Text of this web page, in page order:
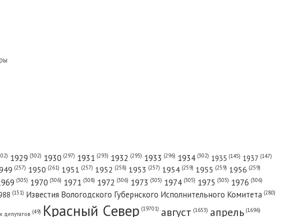
1929 (302) 1930 (297) 1931 (293) 1932 (295) 1933 (296) 1934 (302) 1935 (145) 1937 (147)
(257) 1950 (261) 1951 (257) 1952 (258) 1953 (257) 1954 (259) 1955 (259) 1956 (259)
(305) 1970 (306) 1971 (308) 1972 (306) 1973 (305) 1974 (305) 1975 (305) 1976 (306)
(151) Известия Вологодского Губернского Исполнительного Комитета (280)
депутатов (49) Красный Cевер (19701) август (1653) апрель (1696)